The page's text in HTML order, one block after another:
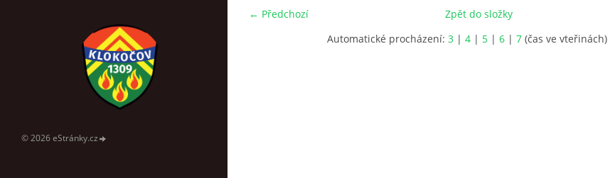
© 2026 eStránky.cz
← Předchozí
Zpět do složky
Automatické procházení: 3 | 4 | 5 | 6 | 7 (čas ve vteřinách)